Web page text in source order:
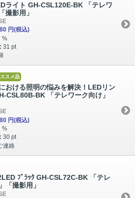
ライト GH-CSL120E-BK 「テレワ
撮影用」
円(税込)
%
31 pt
スメ品
おける照明の悩みを解決！LEDリン
CSL80B-BK 「テレワーク向け」
円(税込)
%
30 pt
連絡
ﾌﾞﾗｯｸ GH-CSL72C-BK 「テレ
「撮影用」